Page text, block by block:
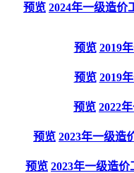
预览 2024年一级造价
预览 2019
预览 2019
预览 2022
预览 2023年一级造
预览 2023年一级造